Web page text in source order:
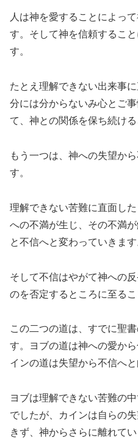
人は神を愛することによっ
す。そして神を信頼するこ
す。
たとえ理解できない出来事
分には分からないみ心とご
て、神との関係を保ち続ける
もう一つは、神への失望か
す。
理解できない苦難に直面し
への不満が生じ、その不満
と不信へと変わっていきます
そして不信はやがて神への
のを否定するところに至るこ
この二つの道は、すでに聖
す。ヨブの道は神への愛か
インの道は失望から不信へと
ヨブは理解できない苦難の
でしたが、カインは自らの
きず、神からさらに離れてい